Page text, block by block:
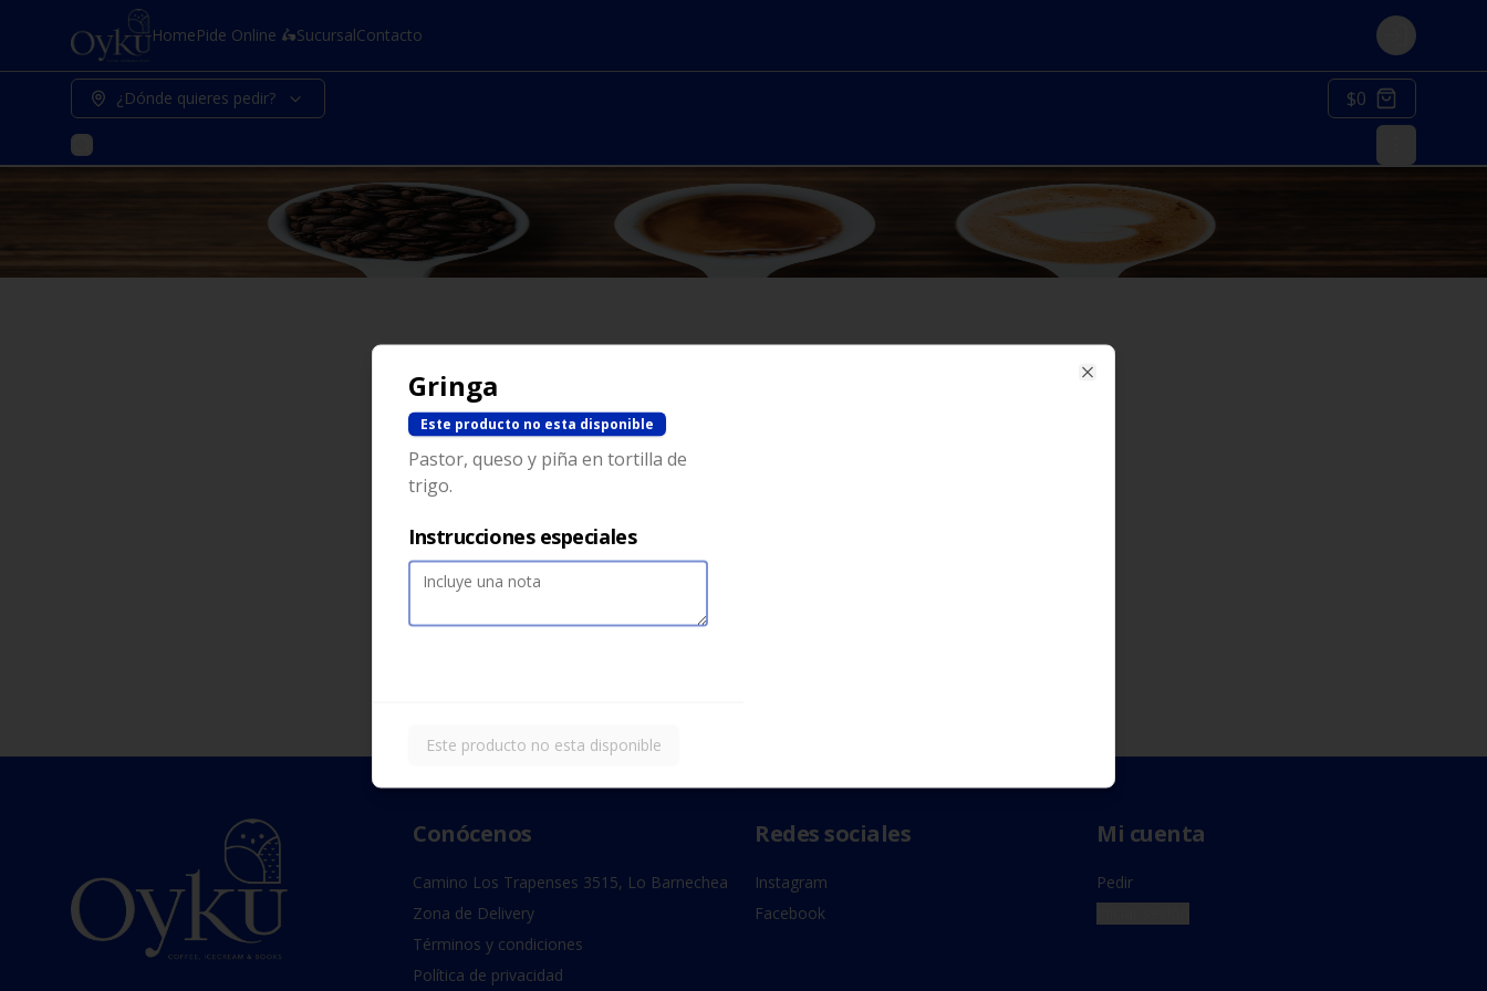
HomePide Online 🛵SucursalContacto Login
¿Dónde quieres pedir? $0
Conócenos
Camino Los Trapenses 3515, Lo Barnechea
Zona de Delivery
Términos y condiciones
Política de privacidad
Redes sociales
Instagram
Facebook
Mi cuenta
Pedir
Gringa
Este producto no esta disponible
Pastor, queso y piña en tortilla de
trigo.
Instrucciones especiales
Este producto no esta disponible